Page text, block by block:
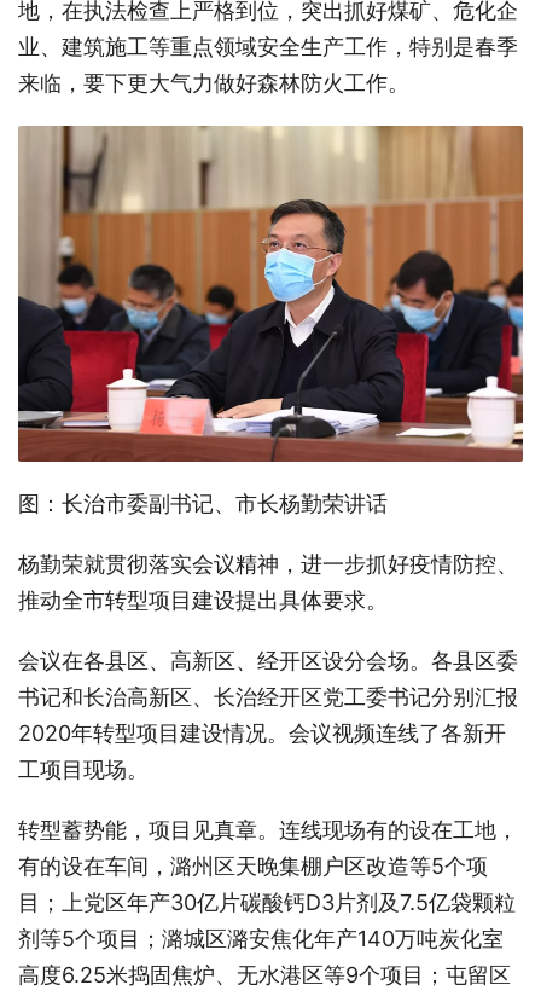
地，在执法检查上严格到位，突出抓好煤矿、危化企
业、建筑施工等重点领域安全生产工作，特别是春季
来临，要下更大气力做好森林防火工作。
图：长治市委副书记、市长杨勤荣讲话
杨勤荣就贯彻落实会议精神，进一步抓好疫情防控、
推动全市转型项目建设提出具体要求。
会议在各县区、高新区、经开区设分会场。各县区委
书记和长治高新区、长治经开区党工委书记分别汇报
2020年转型项目建设情况。会议视频连线了各新开
工项目现场。
转型蓄势能，项目见真章。连线现场有的设在工地，
有的设在车间，潞州区天晚集棚户区改造等5个项
目；上党区年产30亿片碳酸钙D3片剂及7.5亿袋颗粒
剂等5个项目；潞城区潞安焦化年产140万吨炭化室
高度6.25米捣固焦炉、无水港区等9个项目；屯留区